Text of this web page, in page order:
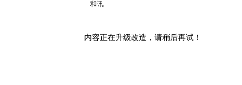
和讯
内容正在升级改造，请稍后再试！